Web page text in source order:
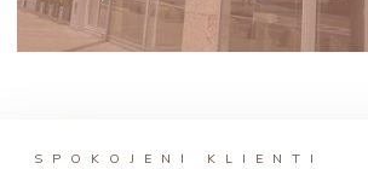
SPOKOJENÍ KLIENTI